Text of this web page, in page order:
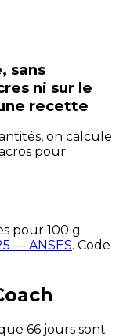
sans
ni sur le
recette
on calcule
pour
pour 100 g
— ANSES. Code
66 jours sont